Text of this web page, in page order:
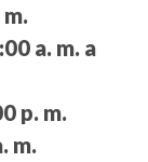
a. m. a
p. m.
m.